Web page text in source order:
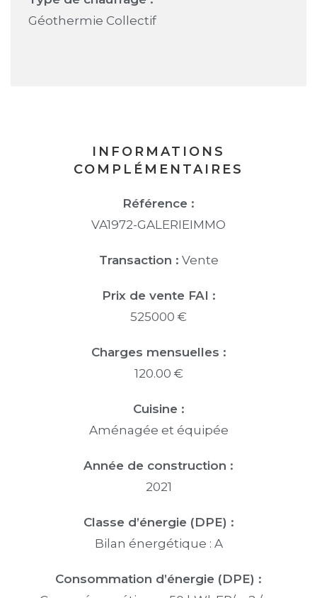
Géothermie Collectif
INFORMATIONS
COMPLÉMENTAIRES
Référence :
VA1972-GALERIEIMMO
Transaction : Vente
Prix de vente FAI :
525000 €
Charges mensuelles :
120.00 €
Cuisine :
Aménagée et équipée
Année de construction :
2021
Classe d’énergie (DPE) :
Bilan énergétique : A
Consommation d’énergie (DPE) :